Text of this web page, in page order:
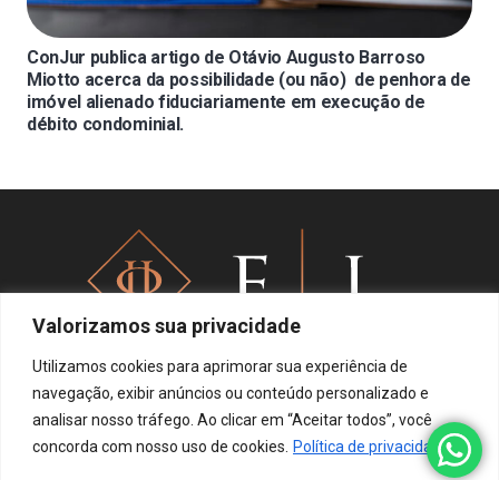
Valorizamos sua privacidade
Utilizamos cookies para aprimorar sua experiência de
navegação, exibir anúncios ou conteúdo personalizado e
analisar nosso tráfego. Ao clicar em “Aceitar todos”, você
concorda com nosso uso de cookies. Política de privacidade
ConJur publica artigo de Otávio Augusto Barroso
Miotto acerca da possibilidade (ou não) de penhora de
imóvel alienado fiduciariamente em execução de
débito condominial.
Política de privacidade